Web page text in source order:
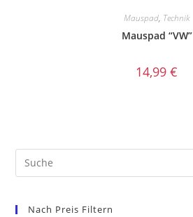
Mauspad, Technik
Mauspad “VW”
14,99 €
Nach Preis Filtern